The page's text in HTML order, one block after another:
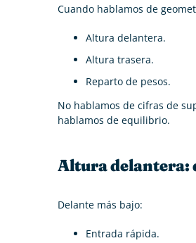
Cuando hablamos de
Altura delantera.
Altura trasera.
Reparto de pesos.
No hablamos de cifras de
hablamos de equilibrio.
Altura delantera:
Delante más bajo:
Entrada rápida.